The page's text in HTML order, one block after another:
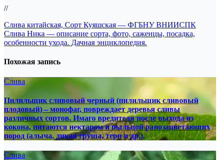
//
Навигация
по
Слива китайская, Сорт Куяшская — ФГБНУ ВНИИСПК
Слива Ника — описание сорта, фото, саженцы, посадка,
особенности ухода. Дачная энциклопедия.
Похожая запись
Слива
Пилильщик сливовый черный (пилильщик сливовый
плодовый) – монофаг, повреждает деревья сливы
различных сортов. Имаго вредителя после выхода из
кокона, питаются нектаром и пыльцой ранозацветающих
пород (алыча, дикая груша, терн и др.).
Слива